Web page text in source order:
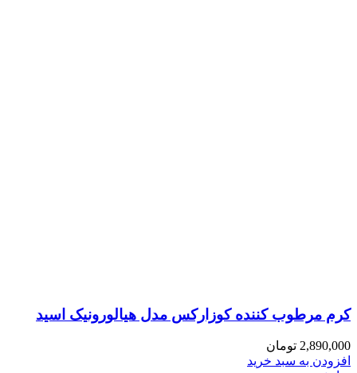
کرم مرطوب کننده کوزارکس مدل هیالورونیک اسید
2,890,000 تومان
افزودن به سبد خرید